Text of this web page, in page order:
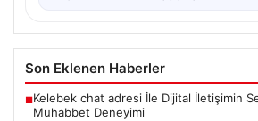
Son Eklenen Haberler
■Kelebek chat adresi İle Dijital İletişimin
Muhabbet Deneyimi